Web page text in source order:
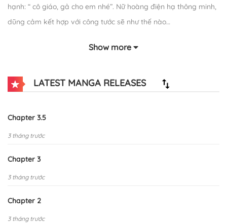
hạnh: “ cô giáo, gả cho em nhé”. Nữ hoàng điện hạ thông minh,
dũng cảm kết hợp với công tước sẽ như thế nào…
Show more
LATEST MANGA RELEASES
Chapter 3.5
3 tháng trước
Chapter 3
3 tháng trước
Chapter 2
3 tháng trước